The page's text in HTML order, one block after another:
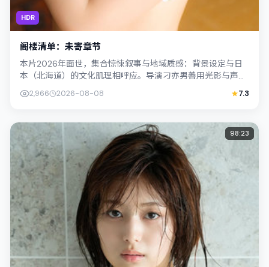
HDR
阁楼清单：未寄章节
本片2026年面世，集合惊悚叙事与地域质感：背景设定与日
本（北海道）的文化肌理相呼应。导演刁亦男善用光影与声场
塑造孤独感，张译饰演角色的抉择牵动...
2,966 2026-08-08 7.3
98:23